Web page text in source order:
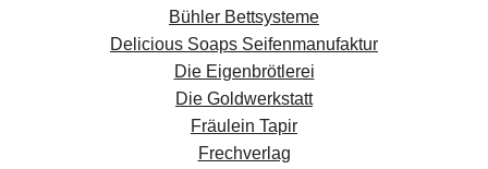
Bühler Bettsysteme
Delicious Soaps Seifenmanufaktur
Die Eigenbrötlerei
Die Goldwerkstatt
Fräulein Tapir
Frechverlag